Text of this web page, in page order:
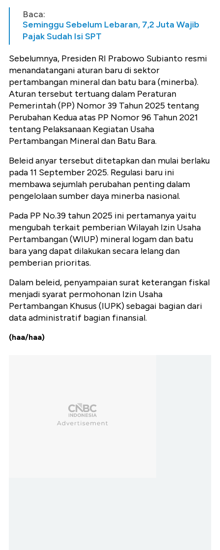
Baca:
Seminggu Sebelum Lebaran, 7,2 Juta Wajib
Pajak Sudah Isi SPT
Sebelumnya, Presiden RI Prabowo Subianto resmi
menandatangani aturan baru di sektor
pertambangan mineral dan batu bara (minerba).
Aturan tersebut tertuang dalam Peraturan
Pemerintah (PP) Nomor 39 Tahun 2025 tentang
Perubahan Kedua atas PP Nomor 96 Tahun 2021
tentang Pelaksanaan Kegiatan Usaha
Pertambangan Mineral dan Batu Bara.
Beleid anyar tersebut ditetapkan dan mulai berlaku
pada 11 September 2025. Regulasi baru ini
membawa sejumlah perubahan penting dalam
pengelolaan sumber daya minerba nasional.
Pada PP No.39 tahun 2025 ini pertamanya yaitu
mengubah terkait pemberian Wilayah Izin Usaha
Pertambangan (WIUP) mineral logam dan batu
bara yang dapat dilakukan secara lelang dan
pemberian prioritas.
Dalam beleid, penyampaian surat keterangan fiskal
menjadi syarat permohonan Izin Usaha
Pertambangan Khusus (IUPK) sebagai bagian dari
data administratif bagian finansial.
(haa/haa)